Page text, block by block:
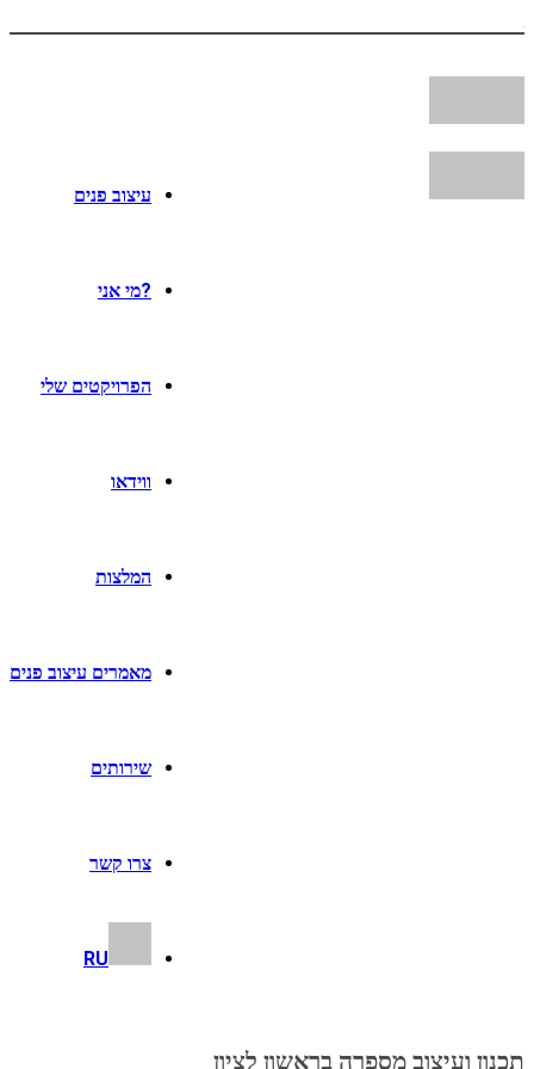
עיצוב פנים
?מי אני
הפרויקטים שלי
ווידאו
המלצות
מאמרים עיצוב פנים
שירותים
צרו קשר
RU
תכנון ועיצוב מספרה בראשון לציון